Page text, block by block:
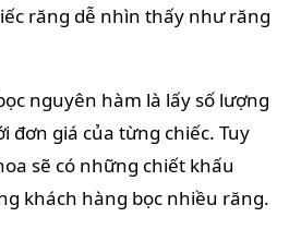
răng dễ nhìn thấy như răng
nguyên hàm là lấy số lượng
đơn giá của từng chiếc. Tuy
sẽ có những chiết khấu
khách hàng bọc nhiều răng.